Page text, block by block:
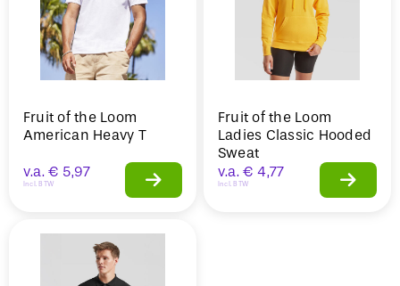
Fruit of the Loom
American Heavy T
v.a. € 5,97
Incl. BTW
Fruit of the Loom
Ladies Classic Hooded
Sweat
v.a. € 4,77
Incl. BTW